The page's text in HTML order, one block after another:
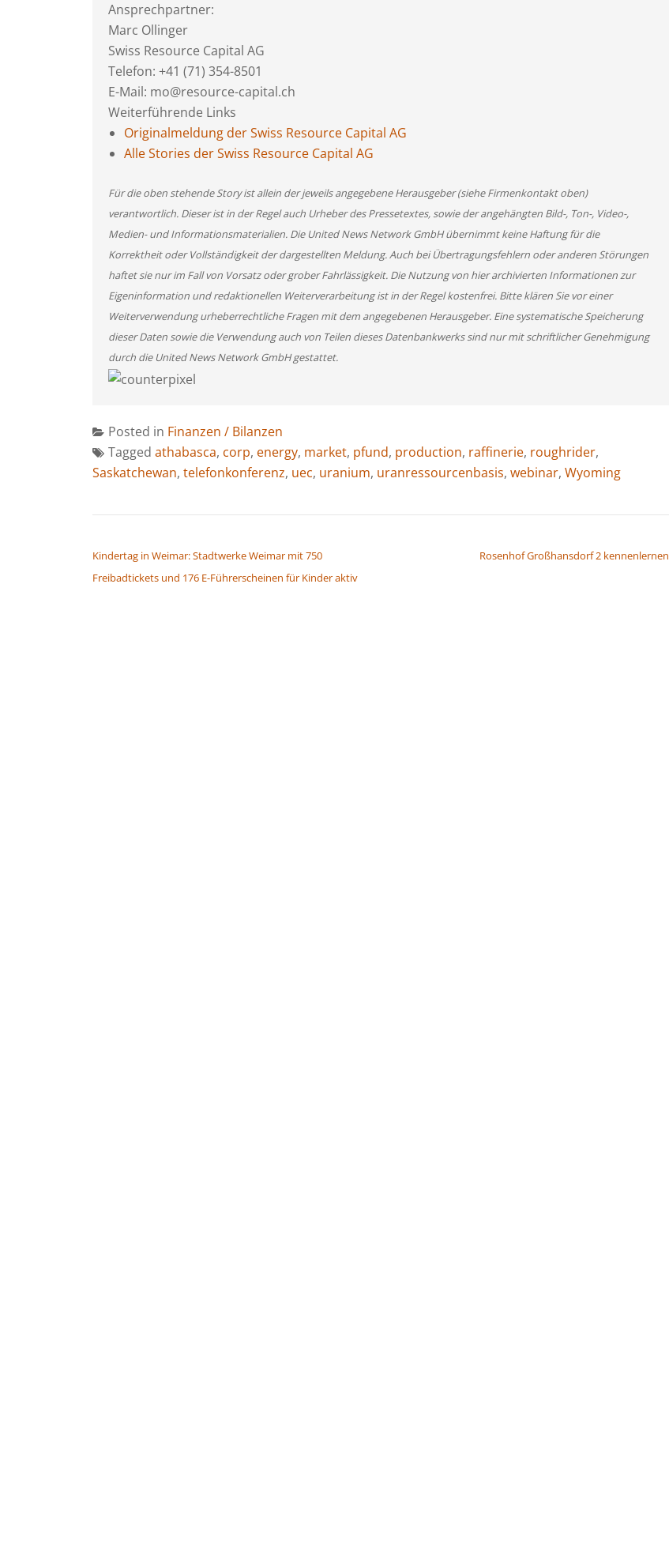
Ansprechpartner:
Marc Ollinger
Swiss Resource Capital AG
Telefon: +41 (71) 354-8501
E-Mail: mo@resource-capital.ch
Weiterführende Links
Originalmeldung der Swiss Resource Capital AG
Alle Stories der Swiss Resource Capital AG
Für die oben stehende Story ist allein der jeweils angegebene Herausgeber (siehe Firmenkontakt oben)
verantwortlich. Dieser ist in der Regel auch Urheber des Pressetextes, sowie der angehängten Bild-, Ton-, Video-,
Medien- und Informationsmaterialien. Die United News Network GmbH übernimmt keine Haftung für die
Korrektheit oder Vollständigkeit der dargestellten Meldung. Auch bei Übertragungsfehlern oder anderen Störungen
haftet sie nur im Fall von Vorsatz oder grober Fahrlässigkeit. Die Nutzung von hier archivierten Informationen zur
Eigeninformation und redaktionellen Weiterverarbeitung ist in der Regel kostenfrei. Bitte klären Sie vor einer
Weiterverwendung urheberrechtliche Fragen mit dem angegebenen Herausgeber. Eine systematische Speicherung
dieser Daten sowie die Verwendung auch von Teilen dieses Datenbankwerks sind nur mit schriftlicher Genehmigung
durch die United News Network GmbH gestattet.
Posted in Finanzen / Bilanzen
Tagged athabasca, corp, energy, market, pfund, production, raffinerie, roughrider,
Saskatchewan, telefonkonferenz, uec, uranium, uranressourcenbasis, webinar, Wyoming
Kindertag in Weimar: Stadtwerke Weimar mit 750
Freibadtickets und 176 E-Führerscheinen für Kinder aktiv
Rosenhof Großhansdorf 2 kennenlernen